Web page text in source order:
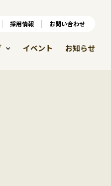
店舗・会社情報 採用情報
イベント お知らせ
採用情報 お問い合わせ